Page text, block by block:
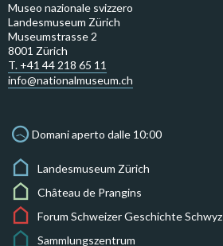
Museo nazionale svizzero
Landesmuseum Zürich
Museumstrasse 2
8001 Zürich
T. +41 44 218 65 11
info@nationalmuseum.ch
Domani aperto dalle 10:00
Landesmuseum Zürich
Château de Prangins
Forum Schweizer Geschichte Schwyz
Sammlungszentrum